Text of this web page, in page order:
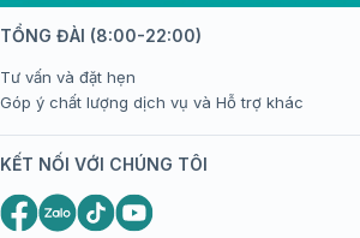
TỔNG ĐÀI (8:00-22:00)
Tư vấn và đặt hẹn
Góp ý chất lượng dịch vụ và Hỗ trợ khác
KẾT NỐI VỚI CHÚNG TÔI